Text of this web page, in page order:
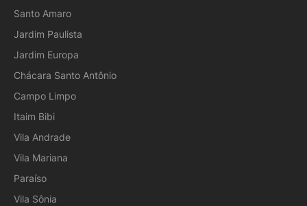
Santo Amaro
Jardim Paulista
Jardim Europa
Chácara Santo Antônio
Campo Limpo
Itaim Bibi
Vila Andrade
Vila Mariana
Paraíso
Vila Sônia